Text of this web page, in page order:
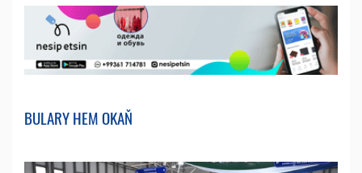
BULARY HEM OKAŇ